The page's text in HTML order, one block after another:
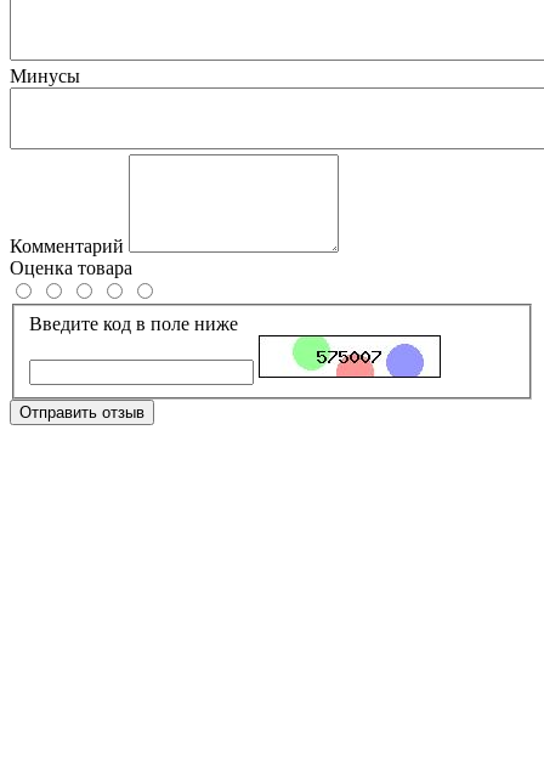
Минусы
Комментарий
Оценка товара
Введите код в поле ниже
Отправить отзыв